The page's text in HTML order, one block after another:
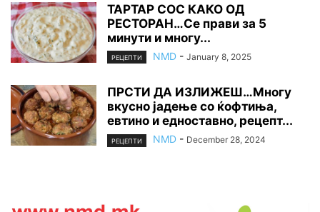
ТАРТАР СОС КАКО ОД
РЕСТОРАН…Се прави за 5
минути и многу...
РЕЦЕПТИ NMD - January 8, 2025
ПРСТИ ДА ИЗЛИЖЕШ…Многу
вкусно јадење со ќофтиња,
евтино и едноставно, рецепт...
РЕЦЕПТИ NMD - December 28, 2024